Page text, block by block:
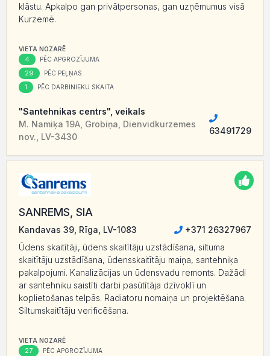
klāstu. Apkalpo gan privātpersonas, gan uzņēmumus visā
Kurzemē.
VIETA NOZARĒ
4 PĒC APGROZĪJUMA
29 PĒC PEĻŅAS
1 PĒC DARBINIEKU SKAITA
"Santehnikas centrs", veikals
M. Namiķa 19A, Grobiņa, Dienvidkurzemes
nov., LV-3430
63491729
SANREMS, SIA
Kandavas 39, Rīga, LV-1083
+371 26327967
Ūdens skaitītāji, ūdens skaitītāju uzstādīšana, siltuma
skaitītāju uzstādīšana, ūdensskaitītāju maiņa, santehniķa
pakalpojumi. Kanalizācijas un ūdensvadu remonts. Dažādi
ar santehniku saistīti darbi pasūtītāja dzīvoklī un
koplietošanas telpās. Radiatoru nomaiņa un projektēšana.
Siltumskaitītāju verificēšana.
VIETA NOZARĒ
27 PĒC APGROZĪJUMA